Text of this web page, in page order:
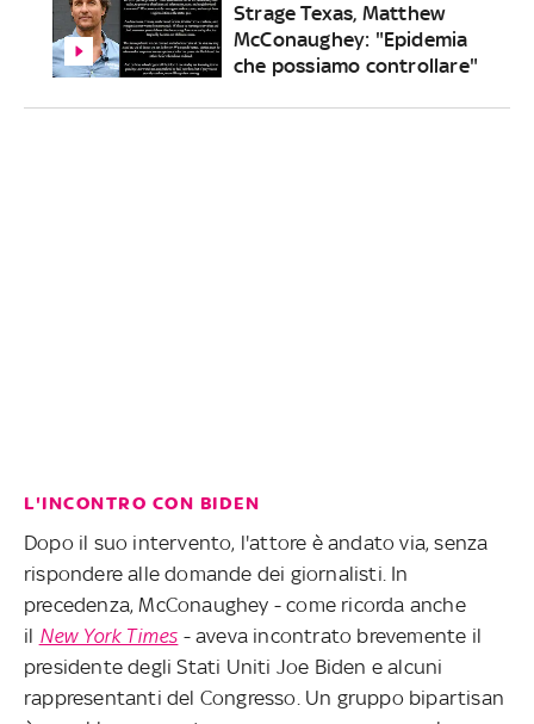
Strage Texas, Matthew
McConaughey: "Epidemia
che possiamo controllare"
L'INCONTRO CON BIDEN
Dopo il suo intervento, l'attore è andato via, senza
rispondere alle domande dei giornalisti. In
precedenza, McConaughey - come ricorda anche
il New York Times - aveva incontrato brevemente il
presidente degli Stati Uniti Joe Biden e alcuni
rappresentanti del Congresso. Un gruppo bipartisan